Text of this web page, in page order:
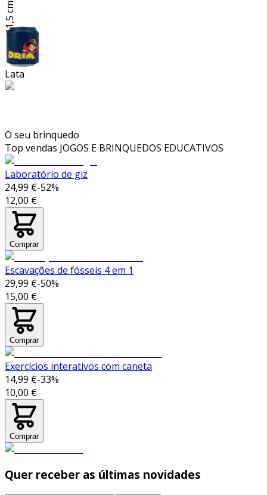
11,5 cm
Lata
O seu brinquedo
Top vendas JOGOS E BRINQUEDOS EDUCATIVOS
Laboratório de giz
24,99 €-52%
12,00 €
Comprar
Escavações de fósseis 4 em 1
29,99 €-50%
15,00 €
Comprar
Exercícios interativos com caneta
14,99 €-33%
10,00 €
Comprar
Quer receber as últimas novidades